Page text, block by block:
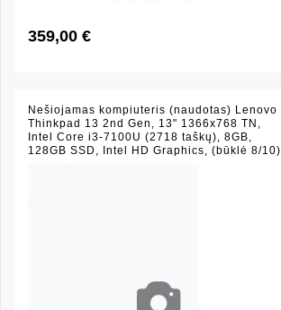
359,00 €
Nešiojamas kompiuteris (naudotas) Lenovo
Thinkpad 13 2nd Gen, 13" 1366x768 TN,
Intel Core i3-7100U (2718 taškų), 8GB,
128GB SSD, Intel HD Graphics, (būklė 8/10)